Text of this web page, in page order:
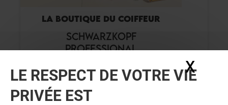
LA BOUTIQUE DU COIFFEUR
SCHWARZKOPF
PROFESSIONAL
Valable du 01/08/26 au 31/08/26
LE RESPECT DE VOTRE VIE
PRIVÉE EST
X